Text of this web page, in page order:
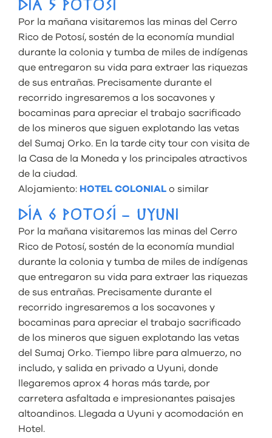
DÍA 5 POTOSÍ
Por la mañana visitaremos las minas del Cerro
Rico de Potosí, sostén de la economía mundial
durante la colonia y tumba de miles de indígenas
que entregaron su vida para extraer las riquezas
de sus entrañas. Precisamente durante el
recorrido ingresaremos a los socavones y
bocaminas para apreciar el trabajo sacrificado
de los mineros que siguen explotando las vetas
del Sumaj Orko. En la tarde city tour con visita de
la Casa de la Moneda y los principales atractivos
de la ciudad.
Alojamiento: HOTEL COLONIAL o similar
DÍA 6 POTOSÍ – UYUNI
Por la mañana visitaremos las minas del Cerro
Rico de Potosí, sostén de la economía mundial
durante la colonia y tumba de miles de indígenas
que entregaron su vida para extraer las riquezas
de sus entrañas. Precisamente durante el
recorrido ingresaremos a los socavones y
bocaminas para apreciar el trabajo sacrificado
de los mineros que siguen explotando las vetas
del Sumaj Orko. Tiempo libre para almuerzo, no
includo, y salida en privado a Uyuni, donde
llegaremos aprox 4 horas más tarde, por
carretera asfaltada e impresionantes paisajes
altoandinos. Llegada a Uyuni y acomodación en
Hotel.